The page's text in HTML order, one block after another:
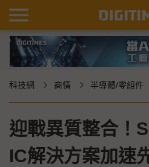
科技網 商情 半導體/零組件
迎戰異質整合！
IC解決方案加速